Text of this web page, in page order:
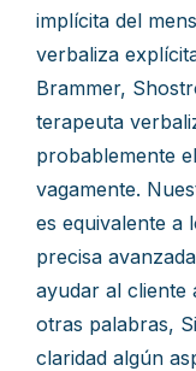
implícita del
verbaliza
Brammer,
terapeuta
probablemente
vagamente.
es equivalente a
precisa
ayudar al cliente
otras palabras,
claridad algún